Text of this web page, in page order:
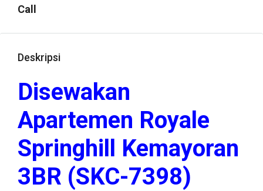
Call
Deskripsi
Disewakan
Apartemen Royale
Springhill Kemayoran
3BR (SKC-7398)